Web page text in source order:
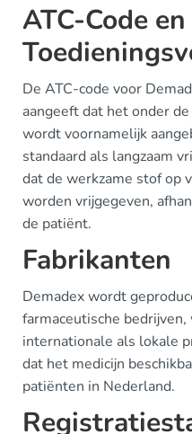
ATC-Code en
De ATC-code voor
aangeeft dat het onder
wordt voornamelijk
standaard als langzaam
dat de werkzame stof op
worden vrijgegeven,
de patiënt.
Fabrikanten
Demadex wordt
farmaceutische
internationale als lokale
dat het medicijn
patiënten in Nederland.